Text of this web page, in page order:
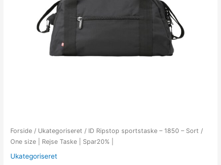
Forside / Ukategoriseret / ID Ripstop sportstaske – 1850 – Sort /
One size | Rejse Taske | Spar20% |
Ukategoriseret